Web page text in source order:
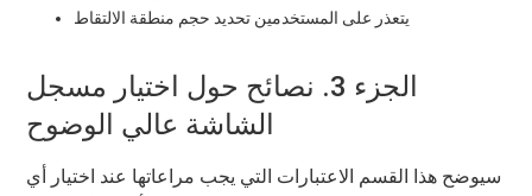
يتعذر على المستخدمين تحديد حجم منطقة الالتقاط
الجزء 3. نصائح حول اختيار مسجل
الشاشة عالي الوضوح
سيوضح هذا القسم الاعتبارات التي يجب مراعاتها عند اختيار أي